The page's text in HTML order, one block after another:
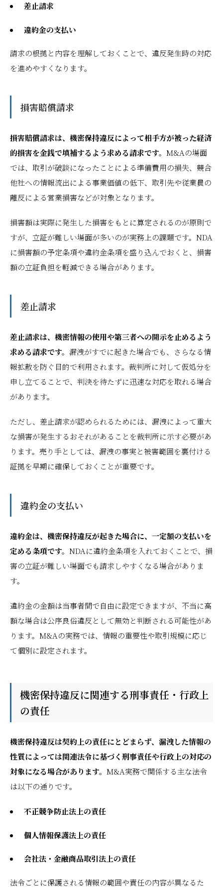
差止請求
違約金の支払い
請求の根拠と内容を理解しておくことで、違反発生時の対応
を進めやすくなります。
損害賠償請求
損害賠償請求は、機密保持違反によって相手方が被った経済
的損害を金銭で填補するよう求める請求です。 M&Aの場面
では、取引が破談になったことによる準備費用の損失、競合
他社への情報流出による事業価値の低下、取引先や従業員の
離反による営業損害などが対象となります。
損害額は実際に発生した損害をもとに算定されるのが原則で
すが、立証が難しい場面が多いのが実務上の課題です。NDA
に損害額の予定条項や違約金条項を盛り込んでおくと、損害
額の立証負担を軽減できる場合があります。
差止請求
差止請求は、機密情報の使用や第三者への開示を止めるよう
求める請求です。 漏洩がすでに起きた場合でも、さらなる情
報拡散を防ぐ目的で利用されます。裁判所に対して仮処分を
申し立てることで、判決を待たずに迅速な対応を取れる場合
があります。
ただし、差止請求が認められるためには、漏洩によって重大
な損害が発生するおそれがあることを裁判所に示す必要があ
ります。売り手としては、漏洩の事実と被害範囲を裏付ける
証拠を早期に確保しておくことが重要です。
違約金の支払い
違約金は、機密保持違反が起きた場合に、一定額の支払いを
定める条項です。 NDAに違約金条項を入れておくことで、損
害の立証が難しい場面でも請求しやすくなる場合がありま
す。
違約金の金額は当事者間で自由に設定できますが、不当に高
額な場合は公序良俗違反として無効と判断される可能性があ
ります。M&Aの実務では、情報の重要性や取引規模に応じ
て個別に設定されます。
機密保持違反に関連する刑事責任・行政上
の責任
機密保持違反は契約上の責任にとどまらず、漏洩した情報の
性質によっては関連法令に基づく刑事責任や行政上の対応の
対象になる場合があります。 M&A実務で関係する主な法令
は以下の通りです。
不正競争防止法上の責任
個人情報保護法上の責任
会社法・金融商品取引法上の責任
法令ごとに保護される情報の範囲や責任の内容が異なるた